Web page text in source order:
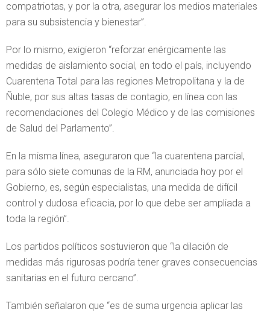
compatriotas, y por la otra, asegurar los medios materiales
para su subsistencia y bienestar”.
Por lo mismo, exigieron “reforzar enérgicamente las
medidas de aislamiento social, en todo el país, incluyendo
Cuarentena Total para las regiones Metropolitana y la de
Ñuble, por sus altas tasas de contagio, en línea con las
recomendaciones del Colegio Médico y de las comisiones
de Salud del Parlamento”.
En la misma línea, aseguraron que “la cuarentena parcial,
para sólo siete comunas de la RM, anunciada hoy por el
Gobierno, es, según especialistas, una medida de difícil
control y dudosa eficacia, por lo que debe ser ampliada a
toda la región”.
Los partidos políticos sostuvieron que “la dilación de
medidas más rigurosas podría tener graves consecuencias
sanitarias en el futuro cercano”.
También señalaron que “es de suma urgencia aplicar las